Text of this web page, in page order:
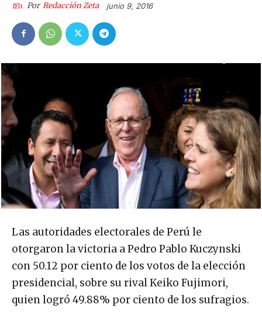
Por Redacción Zeta junio 9, 2016
Las autoridades electorales de Perú le
otorgaron la victoria a Pedro Pablo Kuczynski
con 50.12 por ciento de los votos de la elección
presidencial, sobre su rival Keiko Fujimori,
quien logró 49.88% por ciento de los sufragios.